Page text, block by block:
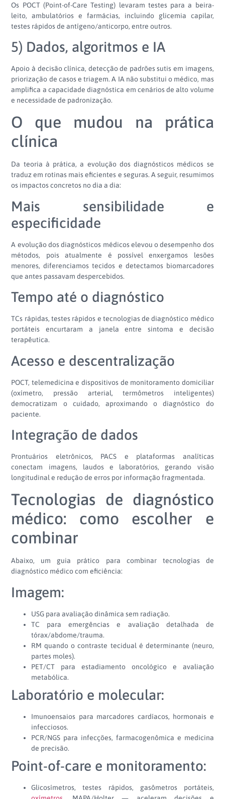
Os POCT (Point-of-Care Testing) levaram testes para a beira-
leito, ambulatórios e farmácias, incluindo glicemia capilar,
testes rápidos de antígeno/anticorpo, entre outros.
5) Dados, algoritmos e IA
Apoio à decisão clínica, detecção de padrões sutis em imagens,
priorização de casos e triagem. A IA não substitui o médico, mas
amplifica a capacidade diagnóstica em cenários de alto volume
e necessidade de padronização.
O que mudou na prática
clínica
Da teoria à prática, a evolução dos diagnósticos médicos se
traduz em rotinas mais eficientes e seguras. A seguir, resumimos
os impactos concretos no dia a dia:
Mais sensibilidade e
especificidade
A evolução dos diagnósticos médicos elevou o desempenho dos
métodos, pois atualmente é possível enxergamos lesões
menores, diferenciamos tecidos e detectamos biomarcadores
que antes passavam despercebidos.
Tempo até o diagnóstico
TCs rápidas, testes rápidos e tecnologias de diagnóstico médico
portáteis encurtaram a janela entre sintoma e decisão
terapêutica.
Acesso e descentralização
POCT, telemedicina e dispositivos de monitoramento domiciliar
(oxímetro, pressão arterial, termômetros inteligentes)
democratizam o cuidado, aproximando o diagnóstico do
paciente.
Integração de dados
Prontuários eletrônicos, PACS e plataformas analíticas
conectam imagens, laudos e laboratórios, gerando visão
longitudinal e redução de erros por informação fragmentada.
Tecnologias de diagnóstico
médico: como escolher e
combinar
Abaixo, um guia prático para combinar tecnologias de
diagnóstico médico com eficiência:
Imagem:
USG para avaliação dinâmica sem radiação.
TC para emergências e avaliação detalhada de
tórax/abdome/trauma.
RM quando o contraste tecidual é determinante (neuro,
partes moles).
PET/CT para estadiamento oncológico e avaliação
metabólica.
Laboratório e molecular:
Imunoensaios para marcadores cardíacos, hormonais e
infecciosos.
PCR/NGS para infecções, farmacogenômica e medicina
de precisão.
Point-of-care e monitoramento:
Glicosímetros, testes rápidos, gasômetros portáteis,